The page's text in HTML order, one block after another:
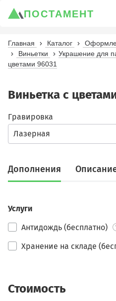
ПОСТАМЕНТ
Главная Каталог
Виньетки
Украшение для
цветами 96031
Виньетка с
Лазерная
Гравировка
Дополнения
Услуги
Антидождь (бесплатно)
Хранение на складе
Стоимость